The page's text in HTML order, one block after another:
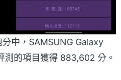
中，SAMSUNG Galaxy
測的項目獲得 883,602 分。